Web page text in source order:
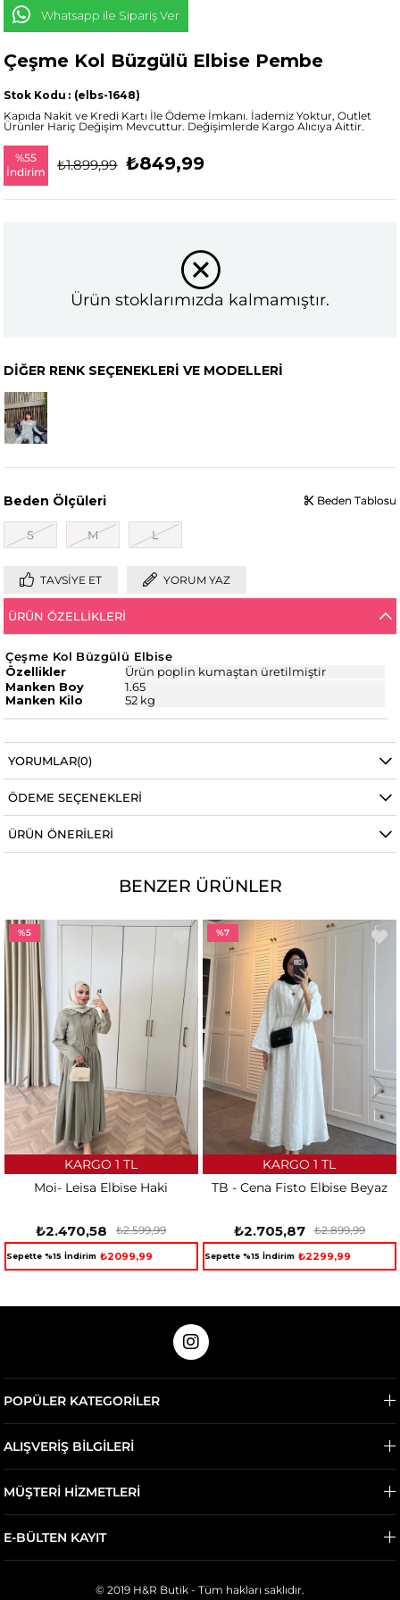
Whatsapp ile Sipariş Ver
Çeşme Kol Büzgülü Elbise Pembe
(elbs-1648)
Stok Kodu
Kapıda Nakit ve Kredi Kartı İle Ödeme İmkanı. İademiz Yoktur, Outlet
Ürünler Hariç Değişim Mevcuttur. Değişimlerde Kargo Alıcıya Aittir.
%55
İndirim
₺1.899,99 ₺849,99
Ürün stoklarımızda kalmamıştır.
DIĞER RENK SEÇENEKLERI VE MODELLERI
Beden Ölçüleri
S M L
Beden Tablosu
Beden Tablosu
TAVSIYE ET YORUM YAZ
ÜRÜN ÖZELLIKLERI
Çeşme Kol Büzgülü Elbise
Özellikler
Ürün poplin kumaştan üretilmiştir
Manken Boy
Manken Kilo
1.65
52 kg
YORUMLAR(0)
ÖDEME SEÇENEKLERI
ÜRÜN ÖNERILERI
BENZER ÜRÜNLER
Moi- Leisa Elbise Haki
₺2.470,58 ₺2.599,99
Sepette %15 İndirim ₺2099,99
KARGO 1 TL
%5
TB - Cena Fisto Elbise Beyaz
₺2.705,87 ₺2.899,99
Sepette %15 İndirim ₺2299,99
KARGO 1 TL
%7
POPÜLER KATEGORİLER
ALIŞVERİŞ BİLGİLERİ
MÜŞTERİ HİZMETLERİ
E-BÜLTEN KAYIT
© 2019 H&R Butik - Tüm hakları saklıdır.